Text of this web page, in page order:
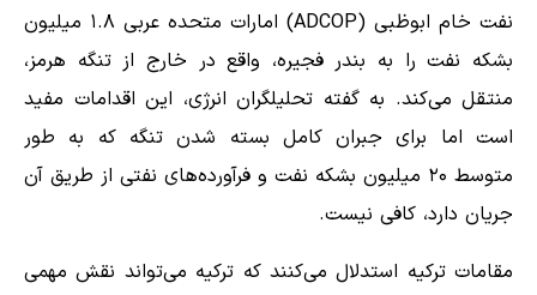
نفت خام ابوظبی (ADCOP) امارات متحده عربی ۱.۸ میلیون
بشکه نفت را به بندر فجیره، واقع در خارج از تنگه هرمز،
منتقل می‌کند. به گفته تحلیلگران انرژی، این اقدامات مفید
است اما برای جبران کامل بسته شدن تنگه که به طور
متوسط ​​۲۰ میلیون بشکه نفت و فرآورده‌های نفتی از طریق آن
جریان دارد، کافی نیست.
مقامات ترکیه استدلال می‌کنند که ترکیه می‌تواند نقش مهمی